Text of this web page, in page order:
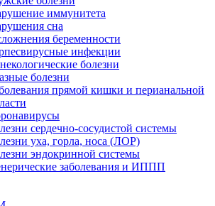
иммунитета
сна
беременности
инфекции
болезни
болезни
прямой кишки и перианальной
сердечно-сосудистой системы
уха, горла, носа (ЛОР)
эндокринной системы
заболевания и ИППП